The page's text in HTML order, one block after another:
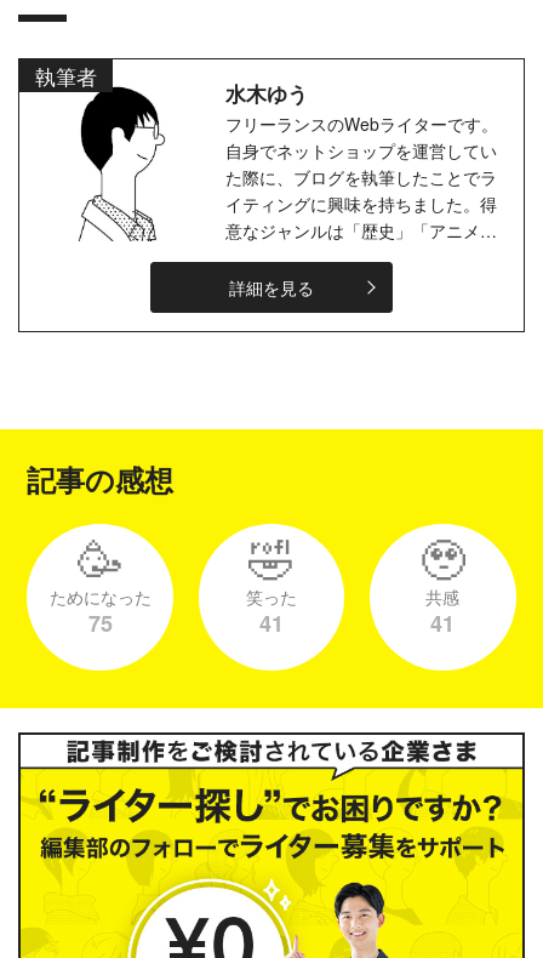
執筆者
水木ゆう
フリーランスのWebライターです。
自身でネットショップを運営してい
た際に、ブログを執筆したことでラ
イティングに興味を持ちました。得
意なジャンルは「歴史」「アニメ」
「ゲーム」「観光」などです。ま
た、ナレーターの勉強をしていた経
験があ...
詳細を見る
記事の感想
🥳
ためになった
75
🤣
笑った
41
🥹
共感
41